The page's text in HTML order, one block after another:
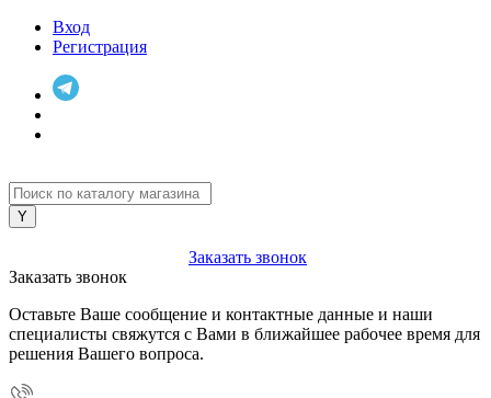
Вход
Регистрация
Заказать звонок
Заказать звонок
Оставьте Ваше сообщение и контактные данные и наши
специалисты свяжутся с Вами в ближайшее рабочее время для
решения Вашего вопроса.